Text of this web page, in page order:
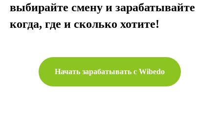
выбирайте смену и зарабатывайте
когда, где и сколько хотите!
Начать зарабатывать с Wibedo